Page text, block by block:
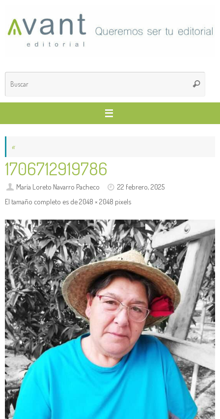
contenido
Buscar
«
1706712919786
María Loreto Navarro Pacheco
22 febrero, 2025
El tamaño completo es de2048 × 2048 pixels